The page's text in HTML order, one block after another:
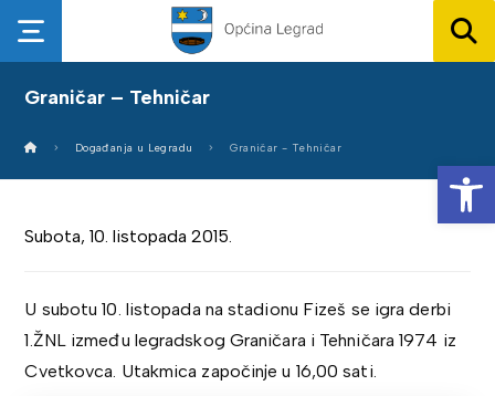
Graničar – Tehničar
Događanja u Legradu Graničar - Tehničar
Subota, 10. listopada 2015.
U subotu 10. listopada na stadionu Fizeš se igra derbi
1.ŽNL između legradskog Graničara i Tehničara 1974 iz
Cvetkovca. Utakmica započinje u 16,00 sati.